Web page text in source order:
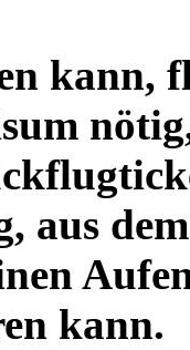
kann,
aus
kann.